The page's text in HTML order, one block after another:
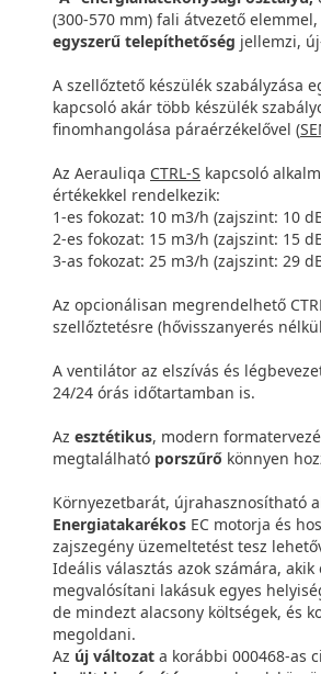
(300-570 mm) fali átvezető elemmel,
egyszerű telepíthetőség jellemzi,
A szellőztető készülék szabályzása
kapcsoló akár több készülék
finomhangolása páraérzékelővel (
Az Aerauliqa CTRL-S kapcsoló
értékekkel rendelkezik:
1-es fokozat: 10 m3/h (zajszint: 10
2-es fokozat: 15 m3/h (zajszint: 15
3-as fokozat: 25 m3/h (zajszint: 29
Az opcionálisan megrendelhető
szellőztetésre (hővisszanyerés
A ventilátor az elszívás és
24/24 órás időtartamban is.
Az esztétikus, modern
megtalálható porszűrő könnyen
Környezetbarát, újrahasznosítható
Energiatakarékos EC motorja és
zajszegény üzemeltetést tesz
Ideális választás azok számára,
megvalósítani lakásuk egyes
de mindezt alacsony költségek, és
megoldani.
Az új változat a korábbi 000468-as